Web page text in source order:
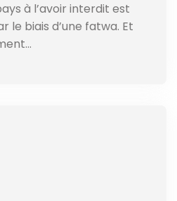
à l’avoir interdit est
le biais d’une fatwa. Et